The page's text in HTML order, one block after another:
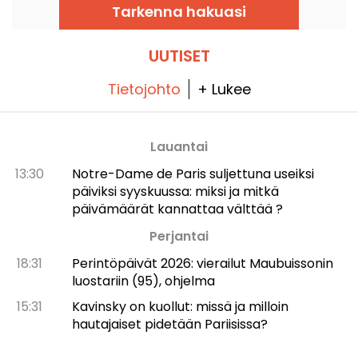
Tarkenna hakuasi
UUTISET
Tietojohto + Lukee
Lauantai
13:30
Notre-Dame de Paris suljettuna useiksi
päiviksi syyskuussa: miksi ja mitkä
päivämäärät kannattaa välttää ?
Perjantai
18:31
Perintöpäivät 2026: vierailut Maubuissonin
luostariin (95), ohjelma
15:31
Kavinsky on kuollut: missä ja milloin
hautajaiset pidetään Pariisissa?